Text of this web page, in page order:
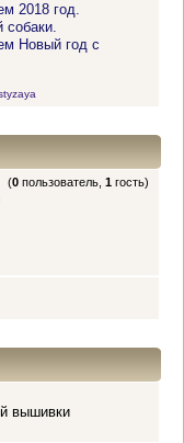
2018 год.
собаки.
Новый год с
(0 пользователь,1 гость)
вышивки